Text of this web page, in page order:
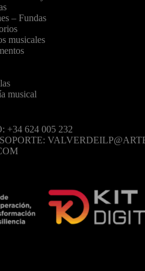
– Fundas
musicales
musical
+34 624 005 232